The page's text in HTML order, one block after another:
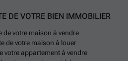
sont présentes sur place. Les
Il n'y a pas d'offres
vélos ou de voitures ni de
DE VOTRE BIEN IMMOBILIER
de votre maison à vendre
de votre maison à louer
votre appartement à vendre